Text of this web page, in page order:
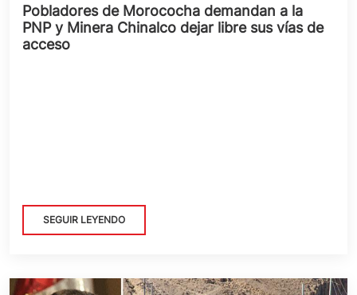
Pobladores de Morococha demandan a la
PNP y Minera Chinalco dejar libre sus vías de
acceso
SEGUIR LEYENDO